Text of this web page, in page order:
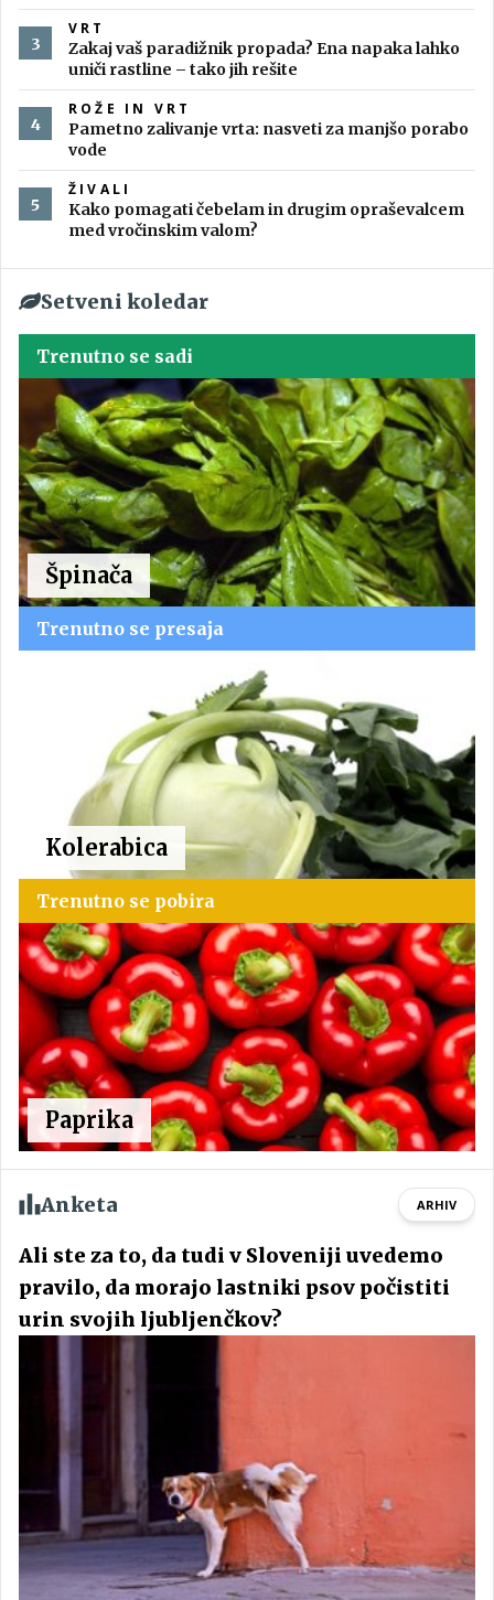
VRT
Zakaj vaš paradižnik propada? Ena napaka lahko
uniči rastline – tako jih rešite
ROŽE IN VRT
Pametno zalivanje vrta: nasveti za manjšo porabo
vode
ŽIVALI
Kako pomagati čebelam in drugim opraševalcem
med vročinskim valom?
Setveni koledar
Trenutno se sadi
Špinača
Trenutno se presaja
Kolerabica
Trenutno se pobira
Paprika
Anketa ARHIV
Ali ste za to, da tudi v Sloveniji uvedemo
pravilo, da morajo lastniki psov počistiti
urin svojih ljubljenčkov?